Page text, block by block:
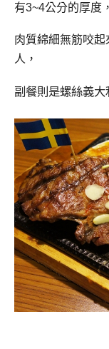
有3~4公分的厚度，
肉質綿細無筋咬
人，
副餐則是螺絲義大